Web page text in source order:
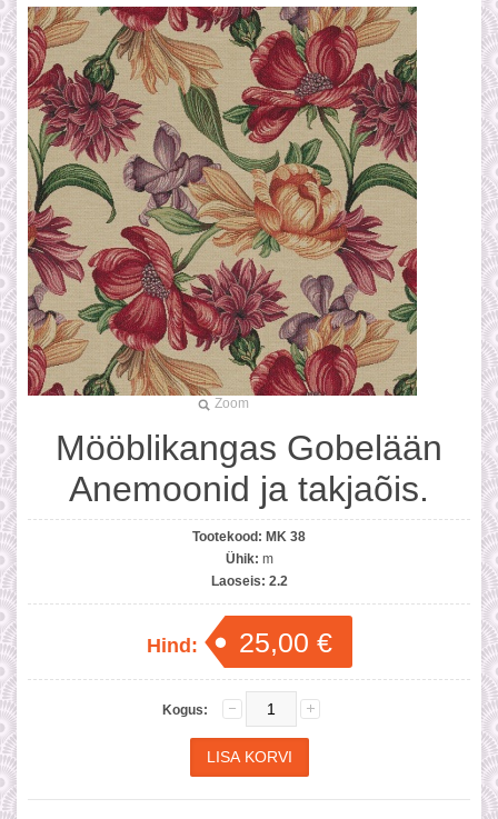
Zoom
Mööblikangas Gobelään
Anemoonid ja takjaõis.
Tootekood: MK 38
Ühik: m
Laoseis: 2.2
Hind: 25,00 €
Kogus: